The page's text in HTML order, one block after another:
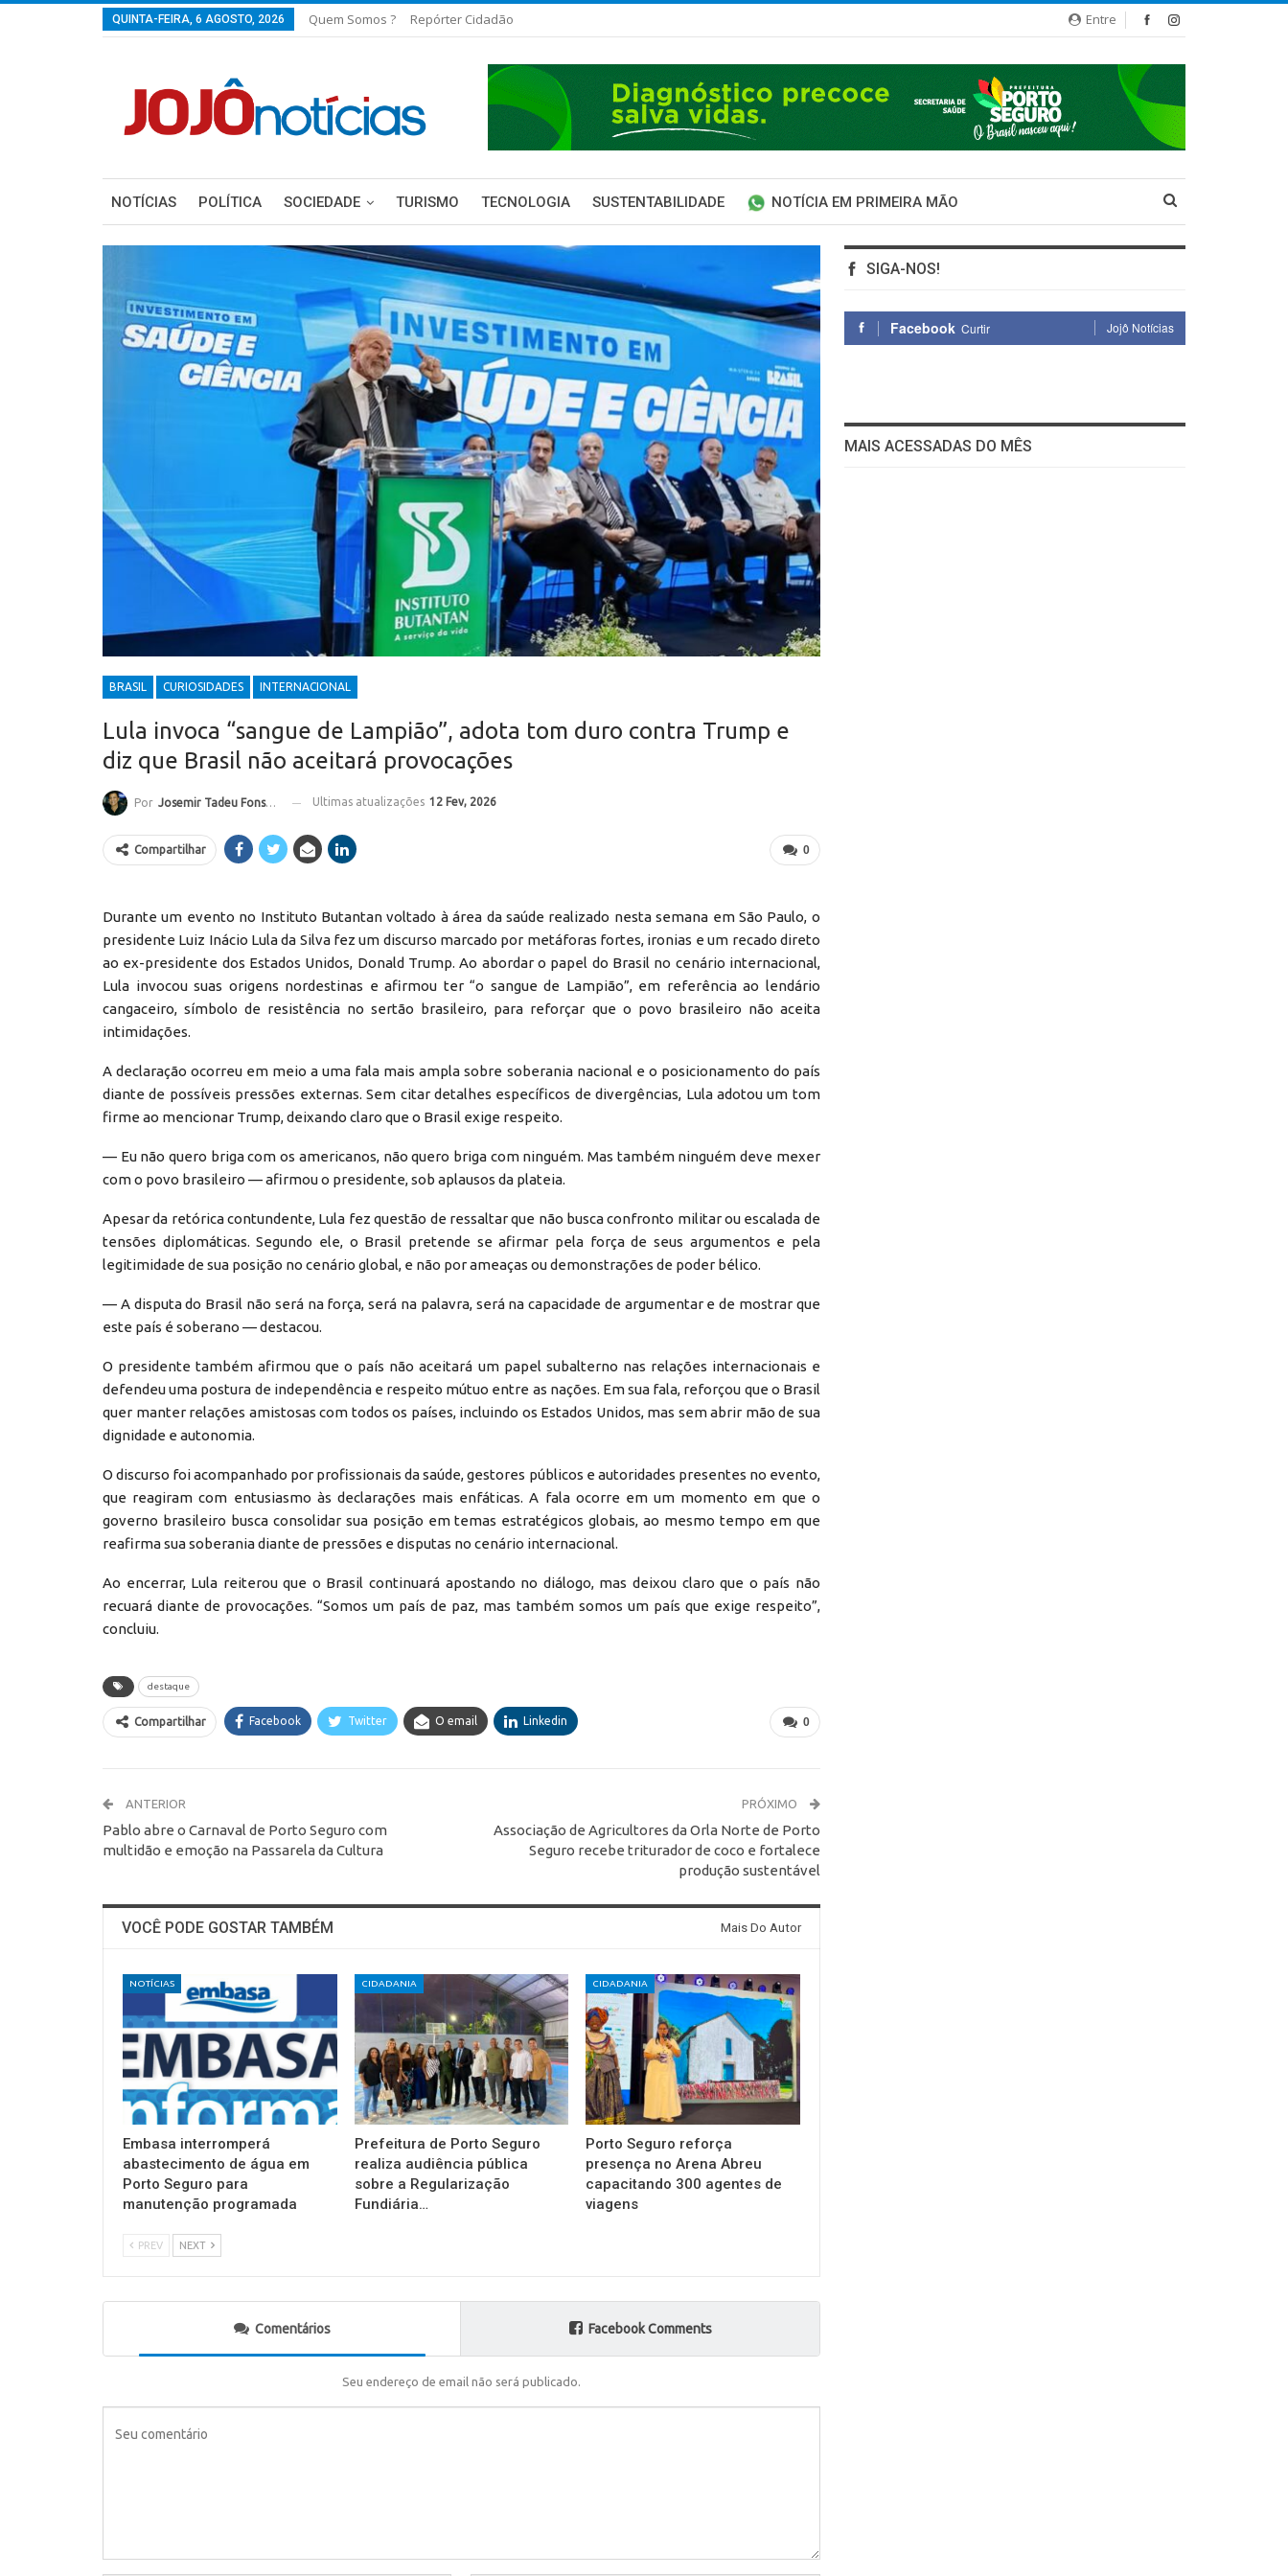
Entre
QUINTA-FEIRA, 6 AGOSTO, 2026 Quem Somos ? Repórter Cidadão
NOTÍCIAS POLÍTICA SOCIEDADE TURISMO TECNOLOGIA SUSTENTABILIDADE NOTÍCIA EM PRIMEIRA MÃO
BRASIL CURIOSIDADES INTERNACIONAL
Lula invoca “sangue de Lampião”, adota tom duro contra Trump e
diz que Brasil não aceitará provocações
Por Josemir Tadeu Fonseca Ultimas atualizações 12 Fev, 2026
0
Compartilhar
Durante um evento no Instituto Butantan voltado à área da saúde realizado nesta semana em São Paulo, o
presidente Luiz Inácio Lula da Silva fez um discurso marcado por metáforas fortes, ironias e um recado direto
ao ex-presidente dos Estados Unidos, Donald Trump. Ao abordar o papel do Brasil no cenário internacional,
Lula invocou suas origens nordestinas e afirmou ter “o sangue de Lampião”, em referência ao lendário
cangaceiro, símbolo de resistência no sertão brasileiro, para reforçar que o povo brasileiro não aceita
intimidações.
A declaração ocorreu em meio a uma fala mais ampla sobre soberania nacional e o posicionamento do país
diante de possíveis pressões externas. Sem citar detalhes específicos de divergências, Lula adotou um tom
firme ao mencionar Trump, deixando claro que o Brasil exige respeito.
— Eu não quero briga com os americanos, não quero briga com ninguém. Mas também ninguém deve mexer
com o povo brasileiro — afirmou o presidente, sob aplausos da plateia.
Apesar da retórica contundente, Lula fez questão de ressaltar que não busca confronto militar ou escalada de
tensões diplomáticas. Segundo ele, o Brasil pretende se afirmar pela força de seus argumentos e pela
legitimidade de sua posição no cenário global, e não por ameaças ou demonstrações de poder bélico.
— A disputa do Brasil não será na força, será na palavra, será na capacidade de argumentar e de mostrar que
este país é soberano — destacou.
O presidente também afirmou que o país não aceitará um papel subalterno nas relações internacionais e
defendeu uma postura de independência e respeito mútuo entre as nações. Em sua fala, reforçou que o Brasil
quer manter relações amistosas com todos os países, incluindo os Estados Unidos, mas sem abrir mão de sua
dignidade e autonomia.
O discurso foi acompanhado por profissionais da saúde, gestores públicos e autoridades presentes no evento,
que reagiram com entusiasmo às declarações mais enfáticas. A fala ocorre em um momento em que o
governo brasileiro busca consolidar sua posição em temas estratégicos globais, ao mesmo tempo em que
reafirma sua soberania diante de pressões e disputas no cenário internacional.
Ao encerrar, Lula reiterou que o Brasil continuará apostando no diálogo, mas deixou claro que o país não
recuará diante de provocações. “Somos um país de paz, mas também somos um país que exige respeito”,
concluiu.
destaque
0
Compartilhar Facebook Twitter O email Linkedin
ANTERIOR
Pablo abre o Carnaval de Porto Seguro com
multidão e emoção na Passarela da Cultura
PRÓXIMO
Associação de Agricultores da Orla Norte de Porto
Seguro recebe triturador de coco e fortalece
produção sustentável
VOCÊ PODE GOSTAR TAMBÉM Mais Do Autor
NOTÍCIAS
Embasa interromperá
abastecimento de água em
Porto Seguro para
manutenção programada
CIDADANIA
Prefeitura de Porto Seguro
realiza audiência pública
sobre a Regularização
Fundiária…
CIDADANIA
Porto Seguro reforça
presença no Arena Abreu
capacitando 300 agentes de
viagens
PREV NEXT
Comentários Facebook Comments
Seu endereço de email não será publicado.
SIGA-NOS!
Facebook Curtir Jojô Notícias
MAIS ACESSADAS DO MÊS